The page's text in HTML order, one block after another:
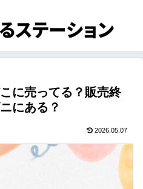
に売ってる？販売終
にある？
2026.05.07